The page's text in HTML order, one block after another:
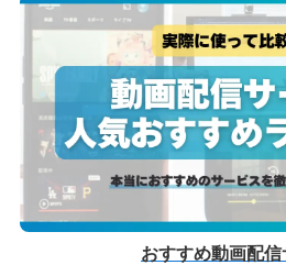
おすすめ動画配信